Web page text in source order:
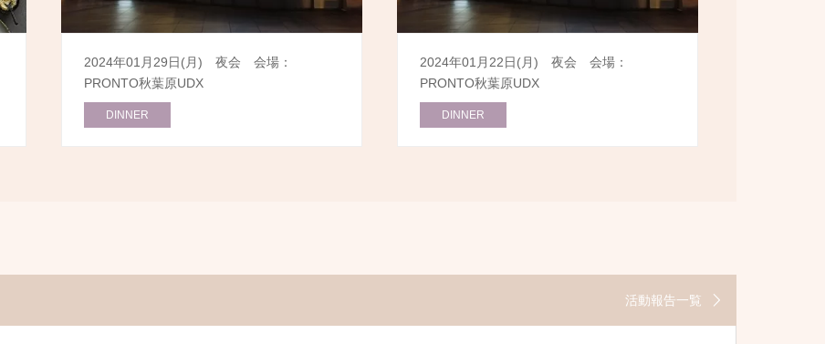
2024年01月29日(月) 夜会 会場：
PRONTO秋葉原UDX
DINNER
2024年01月22日(月) 夜会 会場：
PRONTO秋葉原UDX
DINNER
活動報告一覧